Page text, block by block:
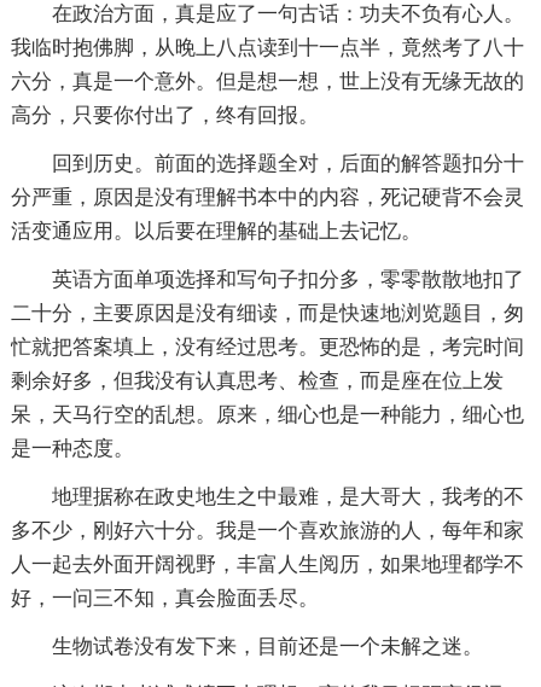
在政治方面，真是应了一句古话：功夫不负有心人。
我临时抱佛脚，从晚上八点读到十一点半，竟然考了八十
六分，真是一个意外。但是想一想，世上没有无缘无故的
高分，只要你付出了，终有回报。
回到历史。前面的选择题全对，后面的解答题扣分十
分严重，原因是没有理解书本中的内容，死记硬背不会灵
活变通应用。以后要在理解的基础上去记忆。
英语方面单项选择和写句子扣分多，零零散散地扣了
二十分，主要原因是没有细读，而是快速地浏览题目，匆
忙就把答案填上，没有经过思考。更恐怖的是，考完时间
剩余好多，但我没有认真思考、检查，而是座在位上发
呆，天马行空的乱想。原来，细心也是一种能力，细心也
是一种态度。
地理据称在政史地生之中最难，是大哥大，我考的不
多不少，刚好六十分。我是一个喜欢旅游的人，每年和家
人一起去外面开阔视野，丰富人生阅历，如果地理都学不
好，一问三不知，真会脸面丢尽。
生物试卷没有发下来，目前还是一个未解之迷。